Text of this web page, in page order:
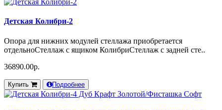
Детская Колибри-2
Опора для нижних модулей стеллажа приобретается
отдельноСтеллаж с ящиком КолибриСтеллаж с задней сте..
36890.00р.
Купить Подробнее